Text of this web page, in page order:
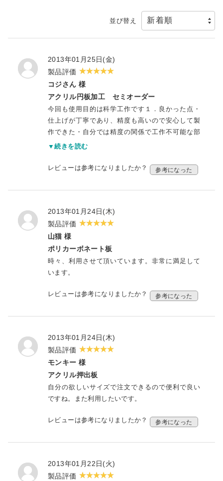
並び替え
2013年01月25日(金)
製品評価
コジさん 様
アクリル円板加工 セミオーダー
今回も使用目的は科学工作です１．良かった点・
仕上げが丁寧であり、精度も高いので安心して製
作できた・自分では精度の関係で工作不可能な部
分を加工してもらえた・途中経過の報告が適時あ
け加工についてですが、アクリル円板での穴あけ
の穴あけは限定されるので、できれば 増やして
も、中心から１０センチの円上に４つのねじ穴
が 必要になる場合、インターネット画面からの
簡易な設計注文が今のところ 出来ないのです以
上ですが、貴社の現在の対応は良くできており、
歴史もあって安心館があります、ありがたいで
す 今後もお世話になります。
▼続きを読む
レビューは参考になりましたか？ 参考になった
2013年01月24日(木)
製品評価
山猫 様
ポリカーボネート板
時々、利用させて頂いています。非常に満足して
います。
レビューは参考になりましたか？ 参考になった
2013年01月24日(木)
製品評価
モンキー 様
アクリル押出板
自分の欲しいサイズで注文できるので便利で良い
ですね。また利用したいです。
レビューは参考になりましたか？ 参考になった
2013年01月22日(火)
製品評価